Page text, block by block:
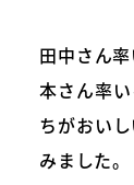
田中さん
本さん率
ちがおい
みました。